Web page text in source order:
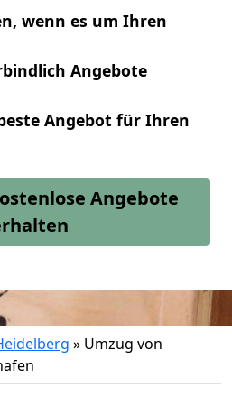
wenn es um Ihren
Angebote
Angebot für Ihren
Angebote
» Umzug von